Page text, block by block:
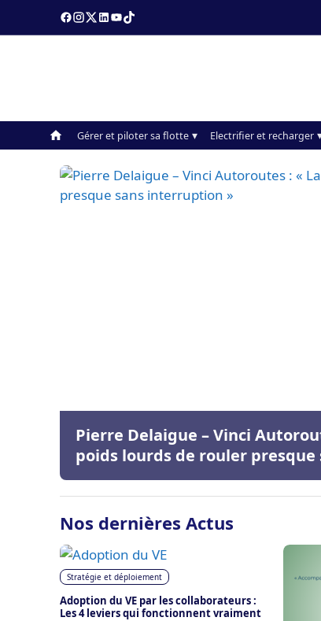
Gérer et piloter sa flotte Electrifier et recharger
Pierre Delaigue – Vinci
poids lourds de rouler
Nos dernières Actus
Stratégie et déploiement
Adoption du VE par les collaborateurs :
Les 4 leviers qui fonctionnent vraiment